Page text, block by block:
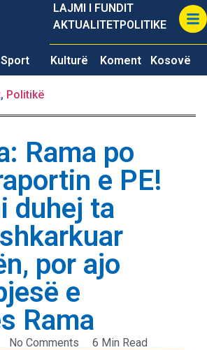
LAJMI I FUNDIT
AKTUALITETPOLITIKE
Sport Kulturë Koment Kosovë
, Politikë
Rama po
e PE!
duhej ta
por ajo
e
Rama
No Comments 6 Min Read